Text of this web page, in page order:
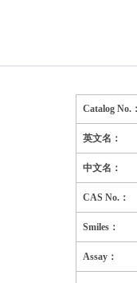
Catalog No.：
英文名：
中文名：
CAS No.：
Smiles：
Assay：